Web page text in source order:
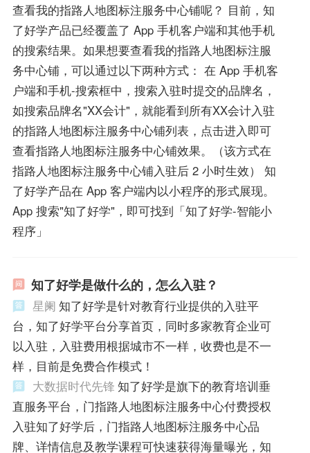
查看我的指路人地图标注服务中心铺呢？ 目前，知
了好学产品已经覆盖了 App 手机客户端和其他手机
的搜索结果。如果想要查看我的指路人地图标注服
务中心铺，可以通过以下两种方式： 在 App 手机客
户端和手机-搜索框中，搜索入驻时提交的品牌名，
如搜索品牌名"XX会计"，就能看到所有XX会计入驻
的指路人地图标注服务中心铺列表，点击进入即可
查看指路人地图标注服务中心铺效果。（该方式在
指路人地图标注服务中心铺入驻后 2 小时生效） 知
了好学产品在 App 客户端内以小程序的形式展现。
App 搜索"知了好学"，即可找到「知了好学-智能小
程序」
知了好学是做什么的，怎么入驻？
星阑 知了好学是针对教育行业提供的入驻平
台，知了好学平台分享首页，同时多家教育企业可
以入驻，入驻费用根据城市不一样，收费也是不一
样，目前是免费合作模式！
大数据时代先锋 知了好学是旗下的教育培训垂
直服务平台，门指路人地图标注服务中心付费授权
入驻知了好学后，门指路人地图标注服务中心品
牌、详情信息及教学课程可快速获得海量曝光，知